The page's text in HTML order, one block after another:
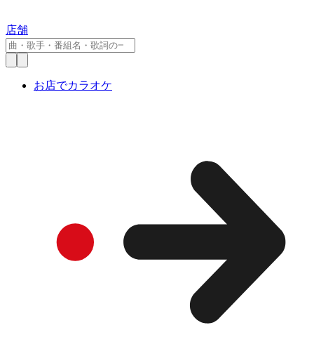
店舗
お店でカラオケ